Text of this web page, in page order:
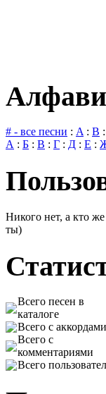
# - все песни : A: B :
А : Б : В : Г : Д : Е :
Никого нет, а кто же
ты)
Всего песен в
каталоге
Всего с аккордами
Всего с
комментариями
Всего